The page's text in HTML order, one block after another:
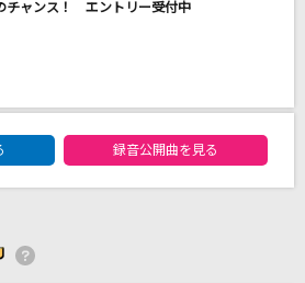
～あいのうた～
チャンス！ エントリー受付中
ーカルエントリーランキング
録音公開曲を見る